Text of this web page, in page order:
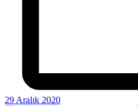
29 Aralık 2020